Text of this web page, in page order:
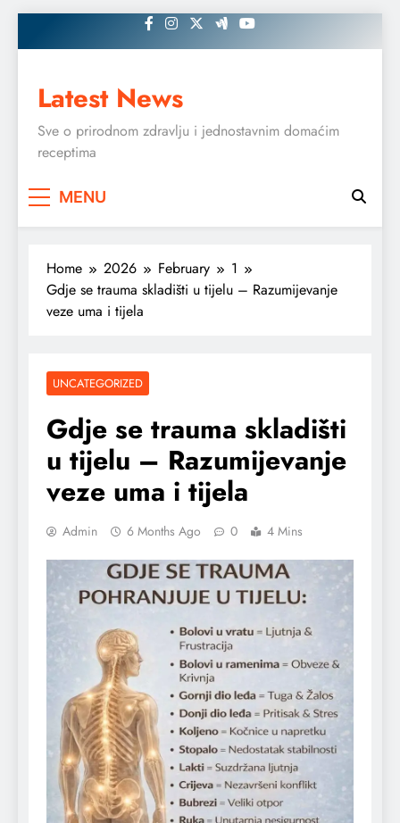
to
Latest News
Sve o prirodnom zdravlju i jednostavnim domaćim
receptima
MENU
Home 2026 February
1
Gdje se trauma skladišti u tijelu – Razumijevanje
veze uma i tijela
UNCATEGORIZED
Gdje se trauma skladišti
u tijelu – Razumijevanje
veze uma i tijela
Admin 6 Months Ago 0 4 Mins